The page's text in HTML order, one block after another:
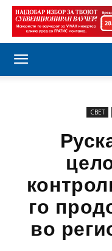
СВЕТ
го
во